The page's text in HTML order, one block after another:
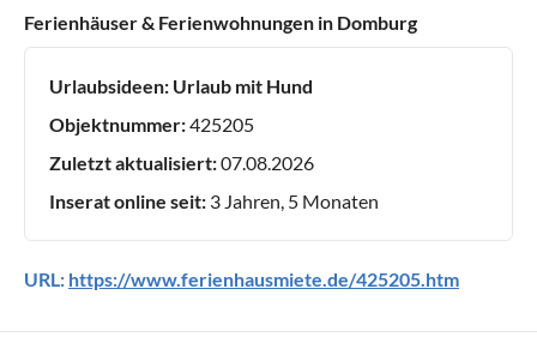
Ferienhäuser & Ferienwohnungen in Domburg
Urlaubsideen: Urlaub mit Hund
Objektnummer:425205
Zuletzt aktualisiert:07.08.2026
Inserat online seit: 3 Jahren, 5 Monaten
URL: https://www.ferienhausmiete.de/425205.htm